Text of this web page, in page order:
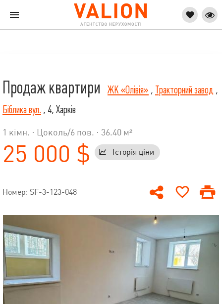
Продаж квартири ЖК «Олівія» , Тракторний завод ,
Біблика вул. , 4, Харків
1 кімн. · Цоколь/6 пов. · 36.40 м²
25 000 $ Історія ціни
Номер: SF-3-123-048